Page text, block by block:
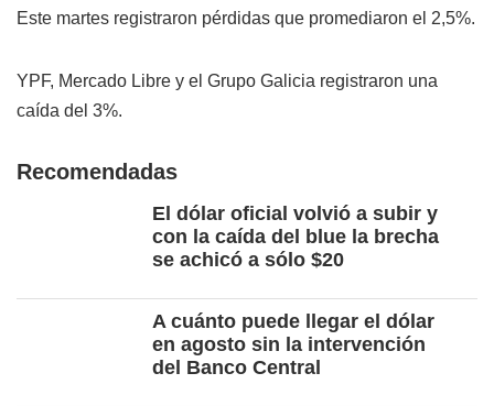
Este martes registraron pérdidas que promediaron el 2,5%.
YPF, Mercado Libre y el Grupo Galicia registraron una
caída del 3%.
Recomendadas
El dólar oficial volvió a subir y
con la caída del blue la brecha
se achicó a sólo $20
A cuánto puede llegar el dólar
en agosto sin la intervención
del Banco Central